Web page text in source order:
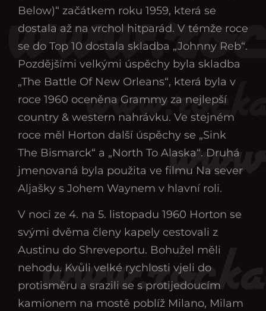
Below)“ začátkem roku 1959, která se
dostala až na vrchol hitparád. V témže roce
se do Top 10 dostala skladba „Johnny Reb“.
Pozdějšími velkými úspěchy byla skladba
„The Battle Of New Orleans“, která byla v
roce 1960 oceněna Grammy za nejlepší
country & western nahrávku. Ve stejném
roce měl Horton další úspěchy se „Sink
The Bismarck“ a „North To Alaska“. Druhá
jmenovaná byla použita ve filmu Na sever
Aljašky s Johem Waynem v hlavní roli.
V noci ze 4. na 5. listopadu 1960 Horton se
svými dvěma členy kapely cestovali z
Austinu do Shreveportu. Bohužel měli
nehodu. Kvůli velké rychlosti vjeli do
protisměru a srazili se s protijedoucím
kamionem na mostě poblíž Milano, Milam